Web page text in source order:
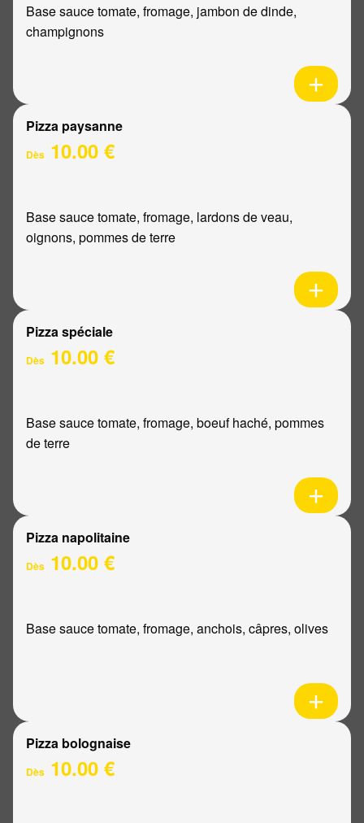
Base sauce tomate, fromage, jambon de dinde,
champignons
Pizza paysanne
Dès 10.00 €
Base sauce tomate, fromage, lardons de veau,
oignons, pommes de terre
Pizza spéciale
Dès 10.00 €
Base sauce tomate, fromage, boeuf haché, pommes
de terre
Pizza napolitaine
Dès 10.00 €
Base sauce tomate, fromage, anchois, câpres, olives
Pizza bolognaise
Dès 10.00 €